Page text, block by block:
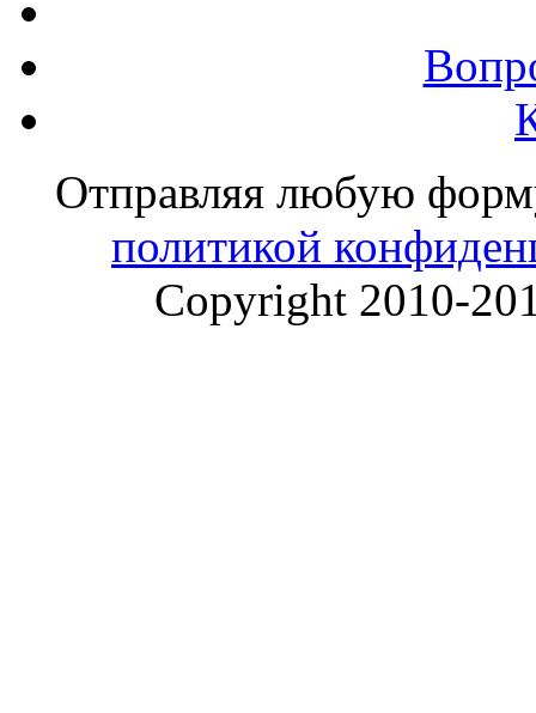
Отправляя любую
политикой
Copyright 2010-